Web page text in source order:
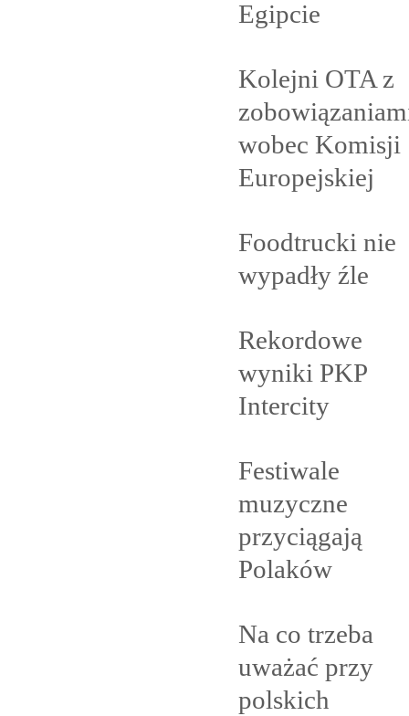
Egipcie
Kolejni OTA z
wobec Komisji
Europejskiej
Foodtrucki nie
wypadły źle
Rekordowe
wyniki PKP
Intercity
Festiwale
muzyczne
przyciągają
Polaków
Na co trzeba
uważać przy
polskich